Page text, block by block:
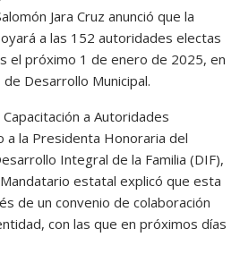
Jara Cruz anunció que la
a las 152 autoridades electas
el próximo 1 de enero de 2025, en
Desarrollo Municipal.
a Autoridades
a la Presidenta Honoraria del
Integral de la Familia (DIF),
estatal explicó que esta
de un convenio de colaboración
con las que en próximos días